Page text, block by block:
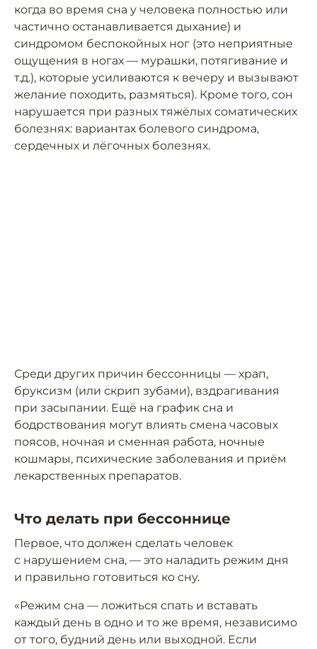
когда во время сна у человека полностью или
частично останавливается дыхание) и
синдромом беспокойных ног (это неприятные
ощущения в ногах — мурашки, потягивание и
т.д.), которые усиливаются к вечеру и вызывают
желание походить, размяться). Кроме того, сон
нарушается при разных тяжёлых соматических
болезнях: вариантах болевого синдрома,
сердечных и лёгочных болезнях.
Среди других причин бессонницы — храп,
бруксизм (или скрип зубами), вздрагивания
при засыпании. Ещё на график сна и
бодрствования могут влиять смена часовых
поясов, ночная и сменная работа, ночные
кошмары, психические заболевания и приём
лекарственных препаратов.
Что делать при бессоннице
Первое, что должен сделать человек
с нарушением сна, — это наладить режим дня
и правильно готовиться ко сну.
«Режим сна — ложиться спать и вставать
каждый день в одно и то же время, независимо
от того, будний день или выходной. Если